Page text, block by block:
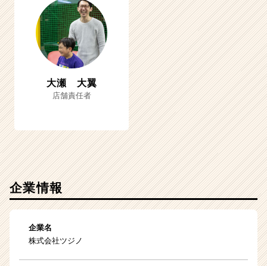
大瀬 大翼
店舗責任者
企業情報
企業名
株式会社ツジノ